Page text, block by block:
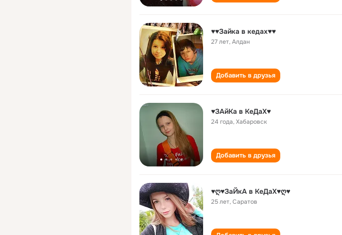
♥♥Зайка в кедах♥♥
27 лет,Алдан
Добавить в друзья
♥ЗАйКа в КеДаХ♥
24 года,Хабаровск
Добавить в друзья
♥ღ♥ЗаЙкА в КеДаХ♥ღ♥
25 лет,Саратов